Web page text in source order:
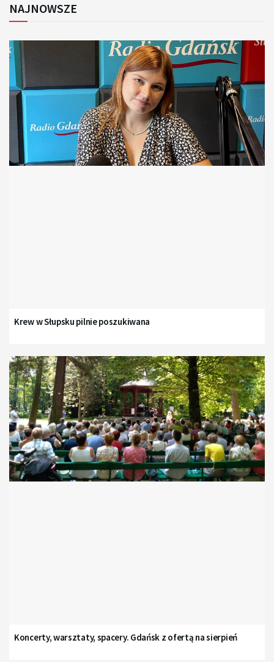
NAJNOWSZE
Krew w Słupsku pilnie poszukiwana
Koncerty, warsztaty, spacery. Gdańsk z ofertą na sierpień